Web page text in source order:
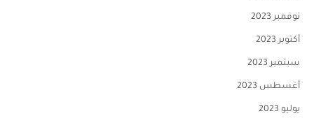
نوفمبر 2023
أكتوبر 2023
سبتمبر 2023
أغسطس 2023
يوليو 2023